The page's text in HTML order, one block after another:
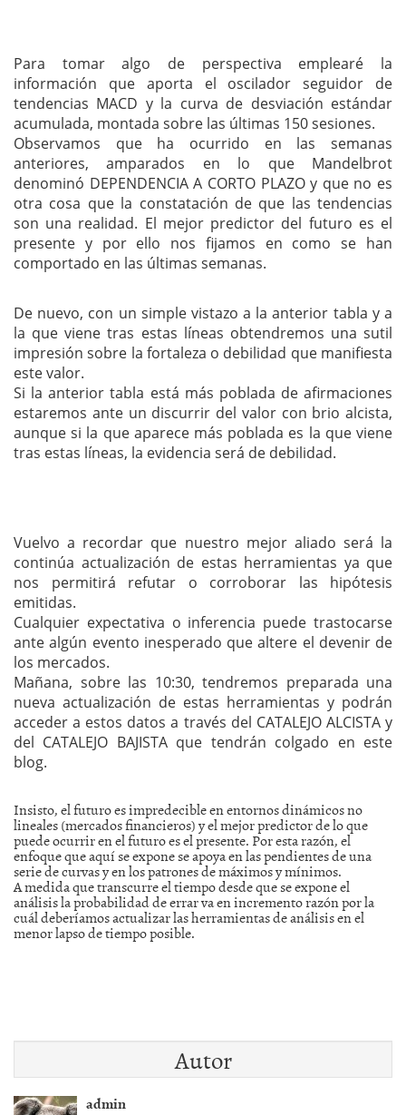
Para tomar algo de perspectiva emplearé la
información que aporta el oscilador seguidor de
tendencias MACD y la curva de desviación estándar
acumulada, montada sobre las últimas 150 sesiones.
Observamos que ha ocurrido en las semanas
anteriores, amparados en lo que Mandelbrot
denominó DEPENDENCIA A CORTO PLAZO y que no es
otra cosa que la constatación de que las tendencias
son una realidad. El mejor predictor del futuro es el
presente y por ello nos fijamos en como se han
comportado en las últimas semanas.
De nuevo, con un simple vistazo a la anterior tabla y a
la que viene tras estas líneas obtendremos una sutil
impresión sobre la fortaleza o debilidad que manifiesta
este valor.
Si la anterior tabla está más poblada de afirmaciones
estaremos ante un discurrir del valor con brio alcista,
aunque si la que aparece más poblada es la que viene
tras estas líneas, la evidencia será de debilidad.
Vuelvo a recordar que nuestro mejor aliado será la
continúa actualización de estas herramientas ya que
nos permitirá refutar o corroborar las hipótesis
emitidas.
Cualquier expectativa o inferencia puede trastocarse
ante algún evento inesperado que altere el devenir de
los mercados.
Mañana, sobre las 10:30, tendremos preparada una
nueva actualización de estas herramientas y podrán
acceder a estos datos a través del CATALEJO ALCISTA y
del CATALEJO BAJISTA que tendrán colgado en este
blog.
Insisto, el futuro es impredecible en entornos dinámicos no
lineales (mercados financieros) y el mejor predictor de lo que
puede ocurrir en el futuro es el presente. Por esta razón, el
enfoque que aquí se expone se apoya en las pendientes de una
serie de curvas y en los patrones de máximos y mínimos.
A medida que transcurre el tiempo desde que se expone el
análisis la probabilidad de errar va en incremento razón por la
cuál deberíamos actualizar las herramientas de análisis en el
menor lapso de tiempo posible.
Autor
admin